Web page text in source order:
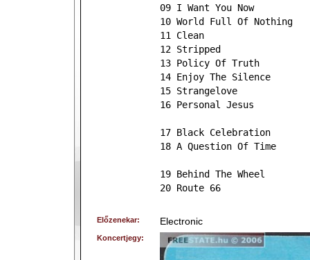
09 I Want You Now
10 World Full Of Nothing
11 Clean
12 Stripped
13 Policy Of Truth
14 Enjoy The Silence
15 Strangelove
16 Personal Jesus
17 Black Celebration
18 A Question Of Time
19 Behind The Wheel
20 Route 66
Előzenekar: Electronic
Koncertjegy: